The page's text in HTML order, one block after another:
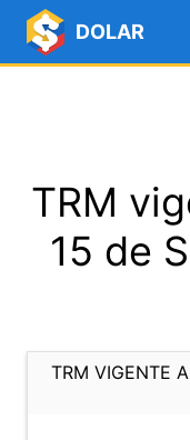
DOLAR
TRM
15 de
TRM VIGENTE